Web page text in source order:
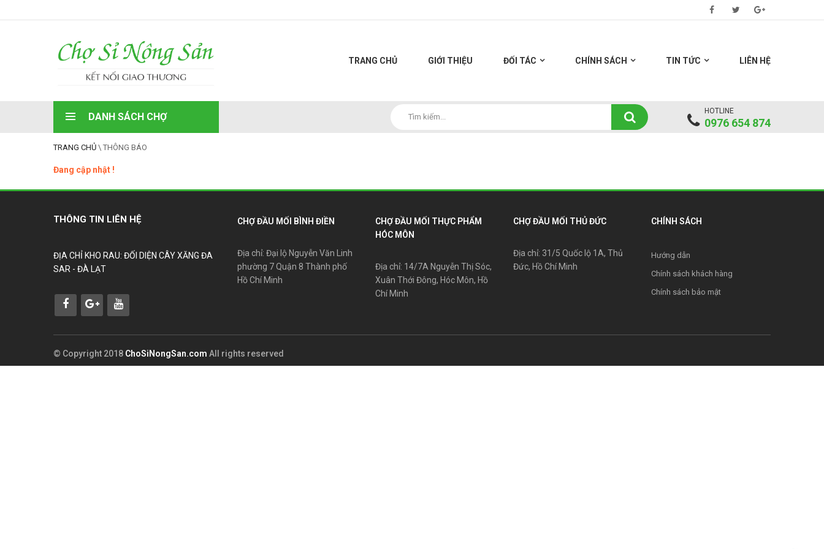
TRANG CHỦ GIỚI THIỆU ĐỐI TÁC CHÍNH SÁCH TIN TỨC LIÊN HỆ
DANH SÁCH CHỢ HOTLINE
0976 654 874
TRANG CHỦ \ THÔNG BÁO
Đang cập nhật !
THÔNG TIN LIÊN HỆ
ĐỊA CHỈ KHO RAU: ĐỐI DIỆN CÂY XĂNG ĐA
SAR - ĐÀ LẠT
CHỢ ĐẦU MỐI BÌNH ĐIỀN
Địa chỉ: Đại lộ Nguyễn Văn Linh
phường 7 Quận 8 Thành phố
Hồ Chí Minh
CHỢ ĐẦU MỐI THỰC PHẨM
HÓC MÔN
Địa chỉ: 14/7A Nguyễn Thị Sóc,
Xuân Thới Đông, Hóc Môn, Hồ
Chí Minh
CHỢ ĐẦU MỐI THỦ ĐỨC
Địa chỉ: 31/5 Quốc lộ 1A, Thủ
Đức, Hồ Chí Minh
CHÍNH SÁCH
Hướng dẫn
Chính sách khách hàng
Chính sách bảo mật
© Copyright 2018 ChoSiNongSan.com All rights reserved